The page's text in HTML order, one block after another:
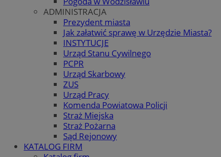
ADMINISTRACJA
Prezydent miasta
Jak załatwić sprawę w Urzędzie Miasta?
INSTYTUCJE
Urząd Stanu Cywilnego
PCPR
Urząd Skarbowy
ZUS
Urząd Pracy
Komenda Powiatowa Policji
Straż Miejska
Straż Pożarna
Sąd Rejonowy
KATALOG FIRM